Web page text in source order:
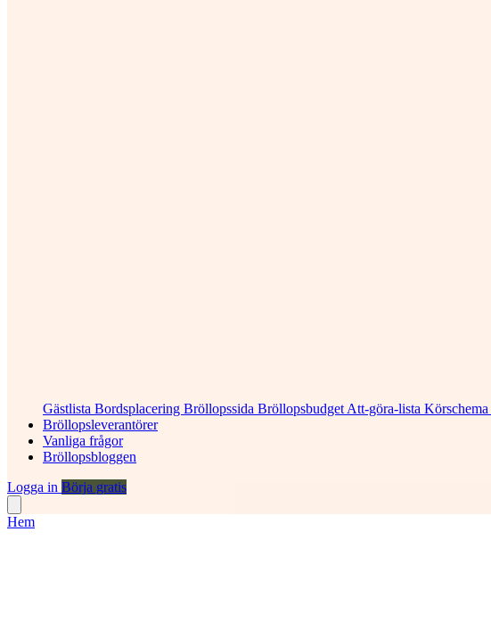
Gästlista Bordsplacering Bröllopssida Bröllopsbudget Att-göra-lista Körschema
Bröllopsleverantörer
Vanliga frågor
Bröllopsbloggen
Logga in Börja gratis
Hem